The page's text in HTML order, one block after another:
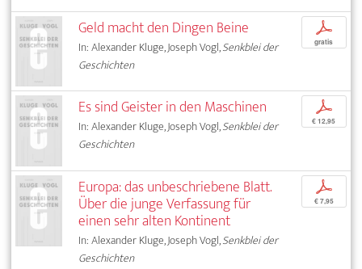
Geld macht den Dingen Beine
In: Alexander Kluge, Joseph Vogl,Senkblei der
Geschichten
p
gratis
Es sind Geister in den Maschinen
In: Alexander Kluge, Joseph Vogl,Senkblei der
Geschichten
p
€ 12,95
Europa: das unbeschriebene Blatt.
Über die junge Verfassung für
einen sehr alten Kontinent
In: Alexander Kluge, Joseph Vogl,Senkblei der
Geschichten
p
€ 7,95